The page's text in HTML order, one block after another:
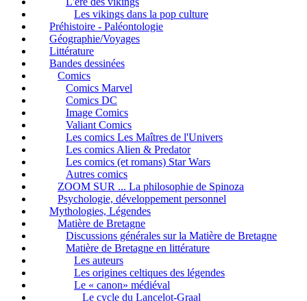
Les vikings dans la pop culture
Préhistoire - Paléontologie
Géographie/Voyages
Littérature
Bandes dessinées
Comics
Comics Marvel
Comics DC
Image Comics
Valiant Comics
Les comics Les Maîtres de l'Univers
Les comics Alien & Predator
Les comics (et romans) Star Wars
Autres comics
ZOOM SUR ... La philosophie de Spinoza
Psychologie, développement personnel
Mythologies, Légendes
Matière de Bretagne
Discussions générales sur la Matière de Bretagne
Matière de Bretagne en littérature
Les auteurs
Les origines celtiques des légendes
Le « canon» médiéval
Le cycle du Lancelot-Graal